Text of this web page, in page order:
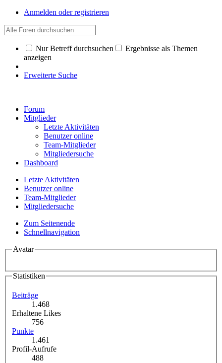
Anmelden oder registrieren
Nur Betreff durchsuchen
Ergebnisse als Themen
anzeigen
Erweiterte Suche
Forum
Mitglieder
Letzte Aktivitäten
Benutzer online
Team-Mitglieder
Mitgliedersuche
Dashboard
Letzte Aktivitäten
Benutzer online
Team-Mitglieder
Mitgliedersuche
Zum Seitenende
Schnellnavigation
Avatar
Statistiken
Beiträge
1.468
Erhaltene Likes
756
Punkte
1.461
Profil-Aufrufe
488